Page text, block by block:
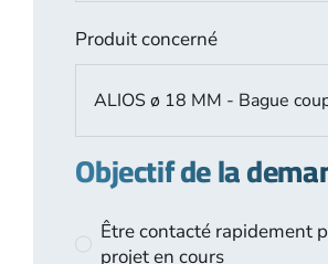
Produit concerné
Objectif de la
Être contacté rapidement
projet en cours